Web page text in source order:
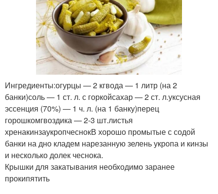
Ингредиенты:огурцы — 2 кгвода — 1 литр (на 2
банки)соль — 1 ст. л. с горкойсахар — 2 ст. л.уксусная
эссенция (70%) — 1 ч. л. (на 1 банку)перец
горошкомгвоздика — 2-3 шт.листья
хренакинзаукропчеснокВ хорошо промытые с содой
банки на дно кладем нарезанную зелень укропа и кинзы
и несколько долек чеснока.
Крышки для закатывания необходимо заранее
прокипятить